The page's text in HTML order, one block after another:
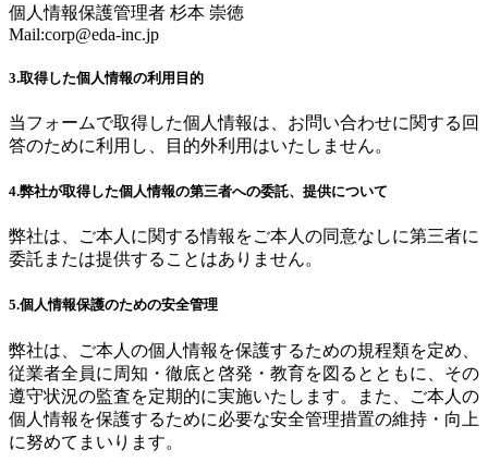
個人情報保護管理者 杉本 崇徳
Mail:corp@eda-inc.jp
3.取得した個人情報の利用目的
当フォームで取得した個人情報は、お問い合わせに関する回
答のために利用し、目的外利用はいたしません。
4.弊社が取得した個人情報の第三者への委託、提供について
弊社は、ご本人に関する情報をご本人の同意なしに第三者に
委託または提供することはありません。
5.個人情報保護のための安全管理
弊社は、ご本人の個人情報を保護するための規程類を定め、
従業者全員に周知・徹底と啓発・教育を図るとともに、その
遵守状況の監査を定期的に実施いたします。また、ご本人の
個人情報を保護するために必要な安全管理措置の維持・向上
に努めてまいります。